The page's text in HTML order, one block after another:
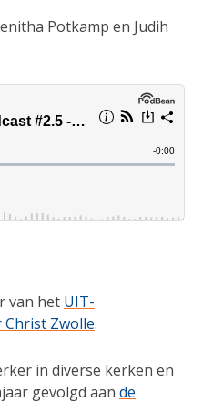
Potkamp en Judih
van het UIT-
Zwolle.
in diverse kerken en
gevolgd aan de